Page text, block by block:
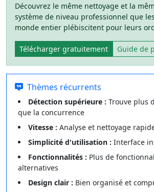
Découvrez le même nettoyage et la
système de niveau professionnel que
monde entier plébiscitent pour leurs
Télécharger gratuitement Guide de
Thèmes récurrents
Détection supérieure : Trouve plus
que la concurrence
Vitesse : Analyse et nettoyage
Simplicité d'utilisation : Interface
Fonctionnalités : Plus de
alternatives
Design clair : Bien organisé et